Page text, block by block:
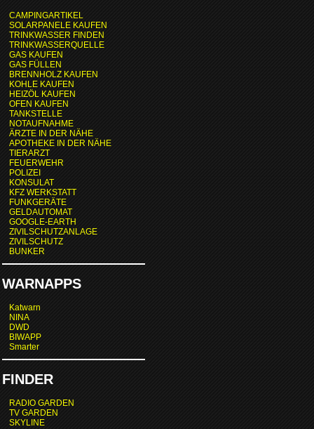
CAMPINGARTIKEL
SOLARPANELE KAUFEN
TRINKWASSER FINDEN
TRINKWASSERQUELLE
GAS KAUFEN
GAS FÜLLEN
BRENNHOLZ KAUFEN
KOHLE KAUFEN
HEIZÖL KAUFEN
OFEN KAUFEN
TANKSTELLE
NOTAUFNAHME
ÄRZTE IN DER NÄHE
APOTHEKE IN DER NÄHE
TIERARZT
FEUERWEHR
POLIZEI
KONSULAT
KFZ WERKSTATT
FUNKGERÄTE
GELDAUTOMAT
GOOGLE-EARTH
ZIVILSCHUTZANLAGE
ZIVILSCHUTZ
BUNKER
WARNAPPS
Katwarn
NINA
DWD
BIWAPP
Smarter
FINDER
RADIO GARDEN
TV GARDEN
SKYLINE